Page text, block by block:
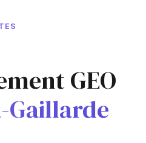
GEO
Gaillarde